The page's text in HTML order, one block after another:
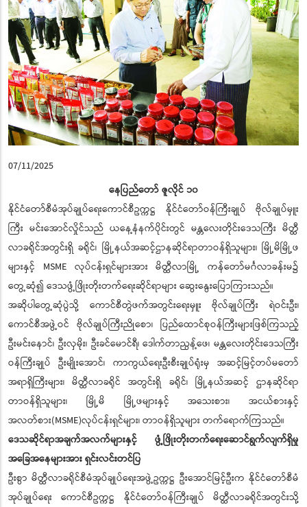
07/11/2025
နေပြည်တော် ဇူလိုင် ၁၀
နိုင်ငံတော်စီမံအုပ်ချုပ်ရေးကောင်စီဥက္ကဋ္ဌ နိုင်ငံတော်ဝန်ကြီးချုပ် ဗိုလ်ချုပ်မှူး
ကြီး မင်းအောင်လှိုင်သည် ယနေ့နံနက်ပိုင်းတွင် မန္တလေးတိုင်းဒေသကြီး မိတ္ထီ
လာခရိုင်အတွင်းရှိ ခရိုင်၊ မြို့နယ်အဆင့်ဌာနဆိုင်ရာတာဝန်ရှိသူများ၊ မြို့မိမြို့ဖ
များနှင့် MSME လုပ်ငန်းရှင်များအား မိတ္ထီလာမြို့ ကန်တော်မင်္ဂလာခန်းမ၌
တွေ့ဆုံ၍ ဒေသဖွံ့ဖြိုးတိုးတက်ရေးဆိုင်ရာများ ဆွေးနွေးပြောကြားသည်။
အဆိုပါတွေ့ဆုံပွဲသို့ ကောင်စီတွဲဖက်အတွင်းရေးမှူး ဗိုလ်ချုပ်ကြီး ရဲဝင်းဦး၊
ကောင်စီအဖွဲ့ဝင် ဗိုလ်ချုပ်ကြီးညိုစော၊ ပြည်ထောင်စုဝန်ကြီးများဖြစ်ကြသည့်
ဦးမင်းနောင်၊ ဦးလှမိုး၊ ဦးခင်မောင်ရီ၊ ဒေါက်တာညွန့်ဖေ၊ မန္တလေးတိုင်းဒေသကြီး
ဝန်ကြီးချုပ် ဦးမျိုးအောင်၊ ကာကွယ်ရေးဦးစီးချုပ်ရုံးမှ အဆင့်မြင့်တပ်မတော်
အရာရှိကြီးများ၊ မိတ္ထီလာခရိုင် အတွင်းရှိ ခရိုင်၊ မြို့နယ်အဆင့် ဌာနဆိုင်ရာ
တာဝန်ရှိသူများ၊ မြို့မိ မြို့ဖများနှင့် အသေးစား၊ အငယ်စားနှင့်
အလတ်စား(MSME)လုပ်ငန်းရှင်များ၊ တာဝန်ရှိသူများ တက်ရောက်ကြသည်။
ဒေသဆိုင်ရာအချက်အလက်များနှင့် ဖွံ့ဖြိုးတိုးတက်ရေးဆောင်ရွက်လျက်ရှိမှု
အခြေအနေများအား ရှင်းလင်းတင်ပြ
ဦးစွာ မိတ္ထီလာခရိုင်စီမံအုပ်ချုပ်ရေးအဖွဲ့ဥက္ကဋ္ဌ ဦးအောင်မြင့်ဦးက နိုင်ငံတော်စီမံ
အုပ်ချုပ်ရေး ကောင်စီဥက္ကဋ္ဌ နိုင်ငံတော်ဝန်ကြီးချုပ် မိတ္ထီလာခရိုင်အတွင်းသို့